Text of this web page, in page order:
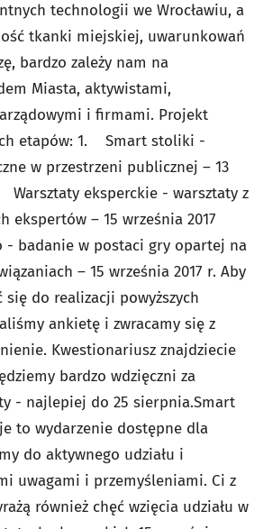
technologii we Wrocławiu, a
tkanki miejskiej, uwarunkowań
bardzo zależy nam na
Miasta, aktywistami,
i firmami. Projekt
etapów: 1. Smart stoliki -
w przestrzeni publicznej – 13
Warsztaty eksperckie - warsztaty z
ekspertów – 15 września 2017
badanie w postaci gry opartej na
– 15 września 2017 r. Aby
do realizacji powyższych
ankietę i zwracamy się z
Kwestionariusz znajdziecie
bardzo wdzięczni za
- najlepiej do 25 sierpnia.Smart
to wydarzenie dostępne dla
do aktywnego udziału i
uwagami i przemyśleniami. Ci z
również chęć wzięcia udziału w